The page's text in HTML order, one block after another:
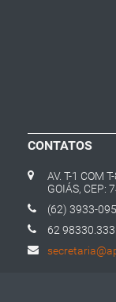
CONTATOS
AV. T-1 COM
GOIÁS, CEP:
(62) 3933-
62